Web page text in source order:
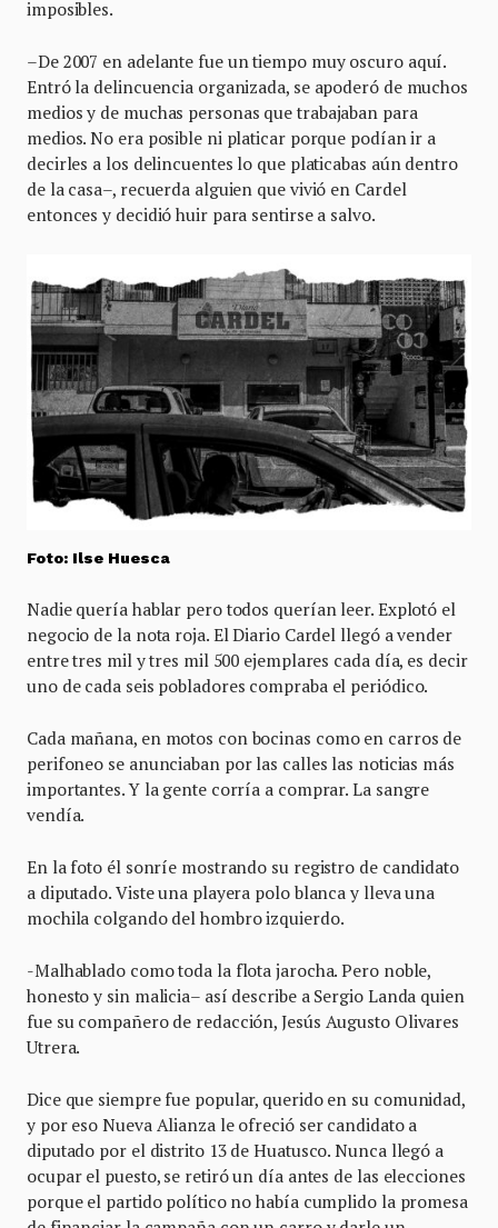
imposibles.
–De 2007 en adelante fue un tiempo muy oscuro aquí.
Entró la delincuencia organizada, se apoderó de muchos
medios y de muchas personas que trabajaban para
medios. No era posible ni platicar porque podían ir a
decirles a los delincuentes lo que platicabas aún dentro
de la casa–, recuerda alguien que vivió en Cardel
entonces y decidió huir para sentirse a salvo.
Foto: Ilse Huesca
Nadie quería hablar pero todos querían leer. Explotó el
negocio de la nota roja. El Diario Cardel llegó a vender
entre tres mil y tres mil 500 ejemplares cada día, es decir
uno de cada seis pobladores compraba el periódico.
Cada mañana, en motos con bocinas como en carros de
perifoneo se anunciaban por las calles las noticias más
importantes. Y la gente corría a comprar. La sangre
vendía.
En la foto él sonríe mostrando su registro de candidato
a diputado. Viste una playera polo blanca y lleva una
mochila colgando del hombro izquierdo.
-Malhablado como toda la flota jarocha. Pero noble,
honesto y sin malicia– así describe a Sergio Landa quien
fue su compañero de redacción, Jesús Augusto Olivares
Utrera.
Dice que siempre fue popular, querido en su comunidad,
y por eso Nueva Alianza le ofreció ser candidato a
diputado por el distrito 13 de Huatusco. Nunca llegó a
ocupar el puesto, se retiró un día antes de las elecciones
porque el partido político no había cumplido la promesa